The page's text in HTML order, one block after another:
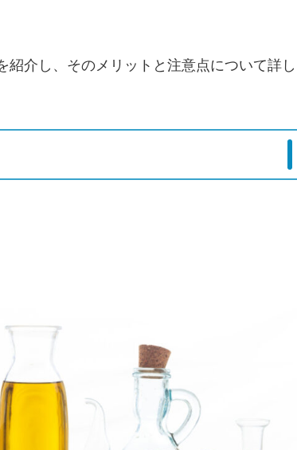
介し、そのメリットと注意点について詳し